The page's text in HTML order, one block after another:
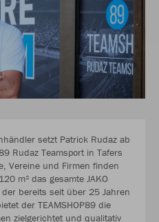
setzt Patrick Rudaz ab
Rudaz Teamsport in Tafers
Vereine und Firmen finden
m² das gesamte JAKO
bereits seit über 25 Jahren
der TEAMSHOP89 die
zielgerichtet und qualitativ